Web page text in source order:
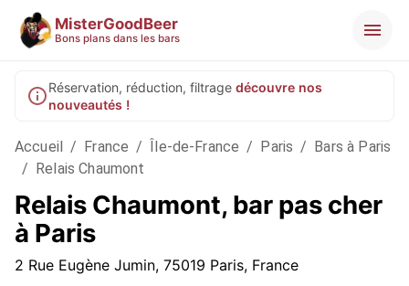
MisterGoodBeer
Bons plans dans les bars
Réservation, réduction, filtrage découvre nos
nouveautés !
Accueil / France / Île-de-France / Paris / Bars à Paris
/ Relais Chaumont
Relais Chaumont, bar pas cher
à Paris
2 Rue Eugène Jumin, 75019 Paris, France